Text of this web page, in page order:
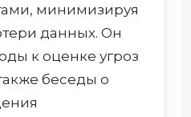
минимизируя
данных. Он
к оценке угроз
беседы о